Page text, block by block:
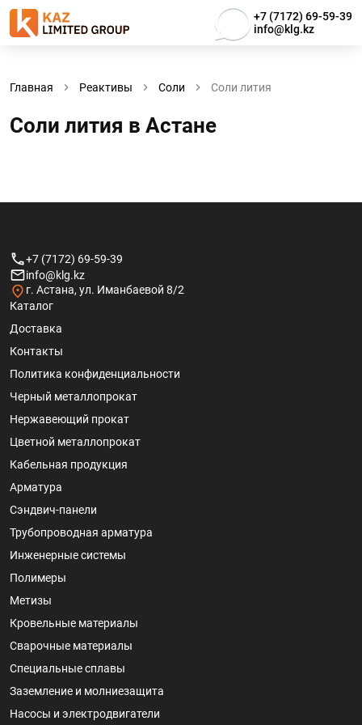
+7 (7172) 69-59-39
info@klg.kz
Главная Реактивы Соли Соли лития
Соли лития в Астанe
+7 (7172) 69-59-39
info@klg.kz
г. Астана, ул. Иманбаевой 8/2
Каталог
Доставка
Контакты
Политика конфиденциальности
Черный металлопрокат
Нержавеющий прокат
Цветной металлопрокат
Кабельная продукция
Арматура
Сэндвич-панели
Трубопроводная арматура
Инженерные системы
Полимеры
Метизы
Кровельные материалы
Сварочные материалы
Специальные сплавы
Заземление и молниезащита
Насосы и электродвигатели